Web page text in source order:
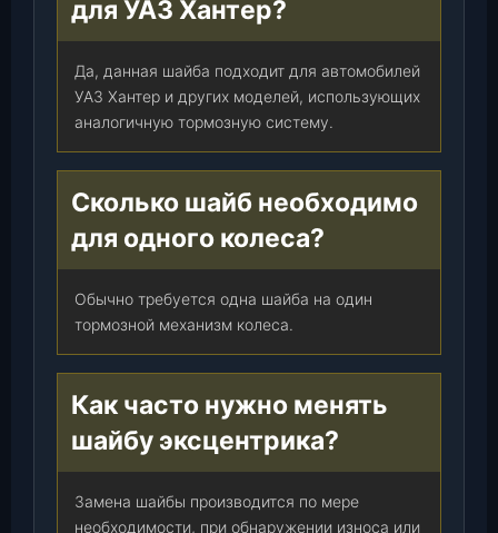
для УАЗ Хантер?
Да, данная шайба подходит для автомобилей
УАЗ Хантер и других моделей, использующих
аналогичную тормозную систему.
Сколько шайб необходимо
для одного колеса?
Обычно требуется одна шайба на один
тормозной механизм колеса.
Как часто нужно менять
шайбу эксцентрика?
Замена шайбы производится по мере
необходимости, при обнаружении износа или